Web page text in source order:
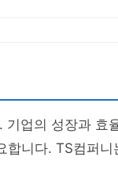
기업의 성장과 효
합니다. TS컴퍼